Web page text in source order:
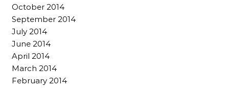
October 2014
September 2014
July 2014
June 2014
April 2014
March 2014
February 2014